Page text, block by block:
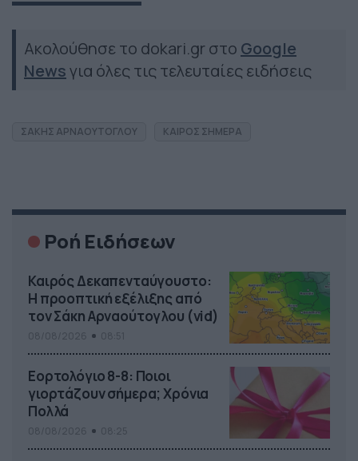
Ακολούθησε το dokari.gr στο Google
Newsγια όλες τις τελευταίες ειδήσεις
ΣΑΚΗΣ ΑΡΝΑΟΥΤΟΓΛΟΥ ΚΑΙΡΟΣ ΣΗΜΕΡΑ
Ροή Ειδήσεων
Καιρός Δεκαπενταύγουστο:
Η προοπτική εξέλιξης από
τον Σάκη Αρναούτογλου (vid)
Εορτολόγιο 8-8: Ποιοι
γιορτάζουν σήμερα; Χρόνια
Πολλά